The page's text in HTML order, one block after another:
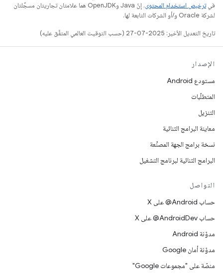
فيترخيص استخدام المحتوى
. إنّ Java وOpenJDK هما علامتان تجاريتان مسجَّلتان
لشركة Oracle و/أو الشركات التابعة لها.
تاريخ التعديل الأخير: 2025-07-27 (حسب التوقيت العالمي المتفَّق عليه)
الإصدار
مستودع Android
المتطلّبات
التنزيل
معاينة البرامج الثنائية
نسخة برامج الجهة المصنِّعة
البرامج الثنائية لبرنامج التشغيل
التواصل
حساب ‎@Android على X
حساب ‎@AndroidDev على X
مدوّنة Android
مدوّنة أمان Google
منصّة على "مجموعات Google"